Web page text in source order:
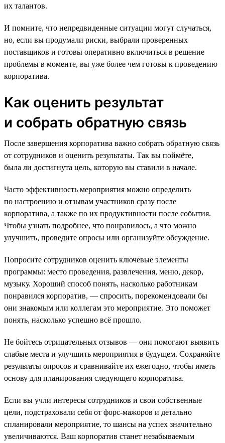
их талантов.
И помните, что непредвиденные ситуации могут случаться,
но, если вы продумали риски, выбрали проверенных
поставщиков и готовы оперативно включиться в решение
проблемы в моменте, вы уже более чем готовы к проведению
корпоратива.
Как оценить результат
и собрать обратную связь
После завершения корпоратива важно собрать обратную связь
от сотрудников и оценить результаты. Так вы поймёте,
была ли достигнута цель, которую вы ставили в начале.
Часто эффективность мероприятия можно определить
по настроению и отзывам участников сразу после
корпоратива, а также по их продуктивности после события.
Чтобы узнать подробнее, что понравилось, а что можно
улучшить, проведите опросы или организуйте обсуждение.
Попросите сотрудников оценить ключевые элементы
программы: место проведения, развлечения, меню, декор,
музыку. Хороший способ понять, насколько работникам
понравился корпоратив, — спросить, порекомендовали бы
они знакомым или коллегам это мероприятие. Это поможет
понять, насколько успешно всё прошло.
Не бойтесь отрицательных отзывов — они помогают выявить
слабые места и улучшить мероприятия в будущем. Сохраняйте
результаты опросов и сравнивайте их ежегодно, чтобы иметь
основу для планирования следующего корпоратива.
Если вы учли интересы сотрудников и свои собственные
цели, подстраховали себя от форс-мажоров и детально
спланировали мероприятие, то шансы на успех значительно
увеличиваются. Ваш корпоратив станет незабываемым